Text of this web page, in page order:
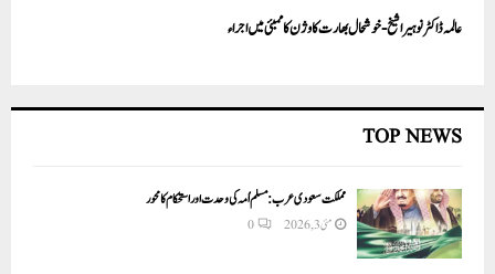
عالمہ ڈاکٹر نوہیرا شیخ- خوشحال بھارت کا وژن کا ممبئی میں اجراء
TOP NEWS
مملکت سعودی عرب: مسلم اُمہ کی وحدت اور استحکام کا محور
مئی 3, 2026 0